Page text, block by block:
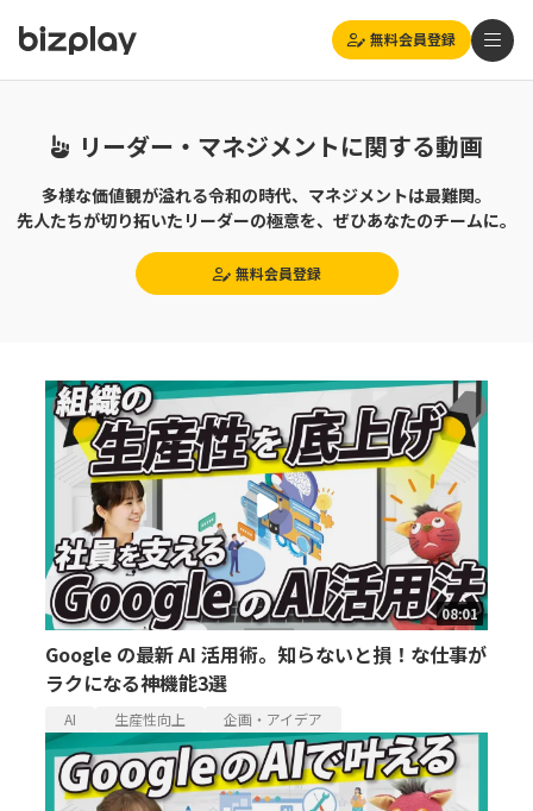
無料会員登録
リーダー・マネジメントに関する動画
多様な価値観が溢れる令和の時代、マネジメントは最難関。
先人たちが切り拓いたリーダーの極意を、ぜひあなたのチームに。
無料会員登録
08:01
Google の最新 AI 活用術。知らないと損！な仕事が
ラクになる神機能3選
AI 生産性向上 企画・アイデア